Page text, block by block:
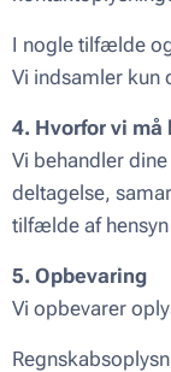
I nogle tilfælde
Vi indsamler kun
4. Hvorfor vi må
Vi behandler
deltagelse,
tilfælde af
5. Opbevaring
Vi opbevarer